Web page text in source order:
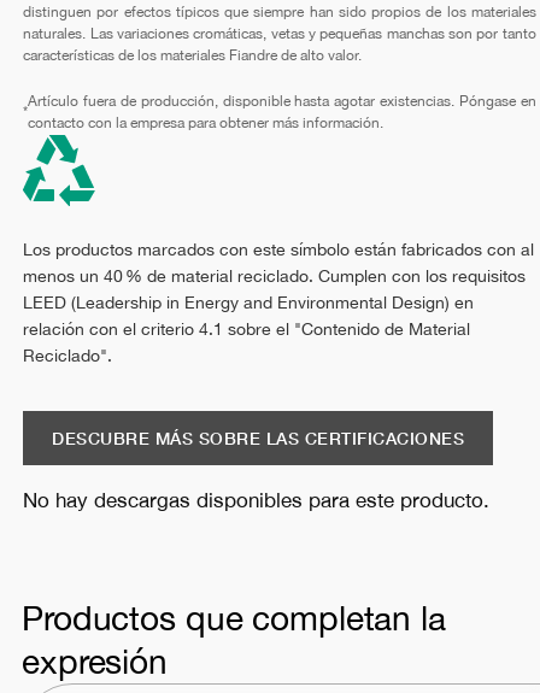
distinguen por efectos típicos que siempre han sido propios de los materiales
naturales. Las variaciones cromáticas, vetas y pequeñas manchas son por tanto
características de los materiales Fiandre de alto valor.
*
Artículo fuera de producción, disponible hasta agotar existencias. Póngase en
contacto con la empresa para obtener más información.
Los productos marcados con este símbolo están fabricados con al
menos un 40 % de material reciclado. Cumplen con los requisitos
LEED (Leadership in Energy and Environmental Design) en
relación con el criterio 4.1 sobre el "Contenido de Material
Reciclado".
DESCUBRE MÁS SOBRE LAS CERTIFICACIONES
No hay descargas disponibles para este producto.
Productos que completan la
expresión